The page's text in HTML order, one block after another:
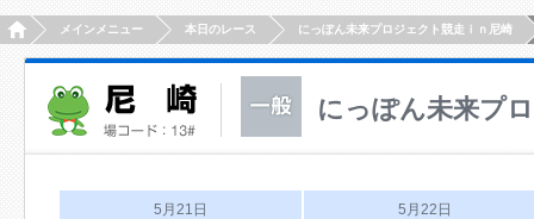
HOMEメインメニュー 本日のレース にっぽん未来プロジェクト競走ｉｎ尼崎
にっぽん未来プ
5月21日 5月22日